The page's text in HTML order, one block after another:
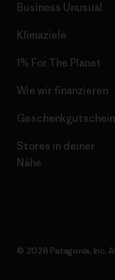
Business Unusual
Klimaziele
1% For The Planet
Wie wir finanzieren
Stores in deiner
Nähe
© 2026 Patagonia, Inc.